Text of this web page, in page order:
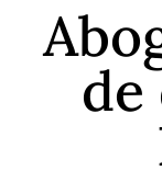
de